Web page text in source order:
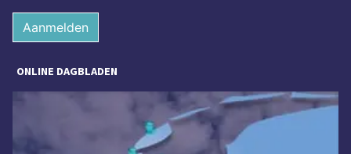
Aanmelden
ONLINE DAGBLADEN